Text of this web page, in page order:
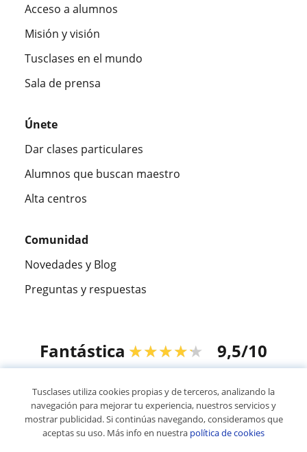
Acceso a alumnos
Misión y visión
Tusclases en el mundo
Sala de prensa
Únete
Dar clases particulares
Alumnos que buscan maestro
Alta centros
Comunidad
Novedades y Blog
Preguntas y respuestas
Fantástica ★★★★★ 9,5/10
© 2007 - 2026 Tusclases.mx
Tusclases utiliza cookies propias y de terceros, analizando la
navegación para mejorar tu experiencia, nuestros servicios y
mostrar publicidad. Si continúas navegando, consideramos que
aceptas su uso. Más info en nuestra política de cookies